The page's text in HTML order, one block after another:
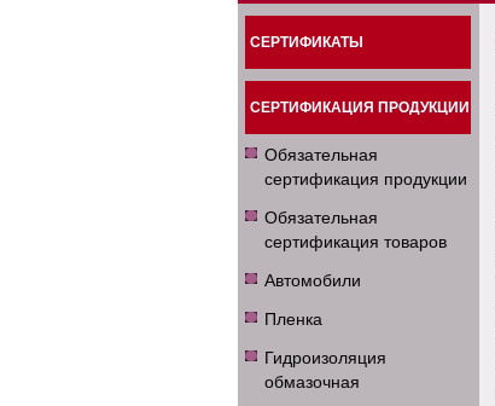
СЕРТИФИКАТЫ
СЕРТИФИКАЦИЯ ПРОДУКЦИИ
Обязательная
сертификация продукции
Обязательная
сертификация товаров
Автомобили
Пленка
Гидроизоляция
обмазочная